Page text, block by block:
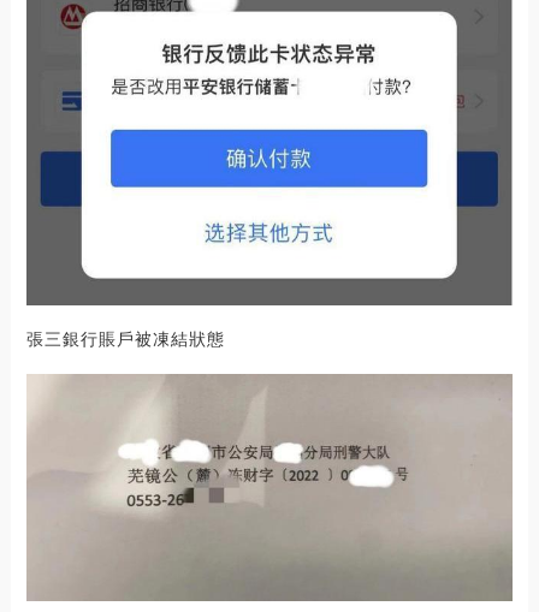
張三銀行賬戶被凍結狀態